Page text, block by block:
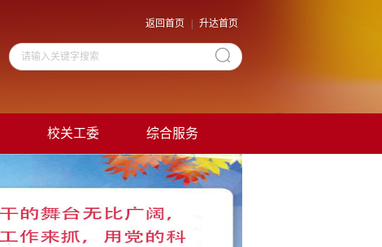
返回首页 升达首页
校关工委 综合服务